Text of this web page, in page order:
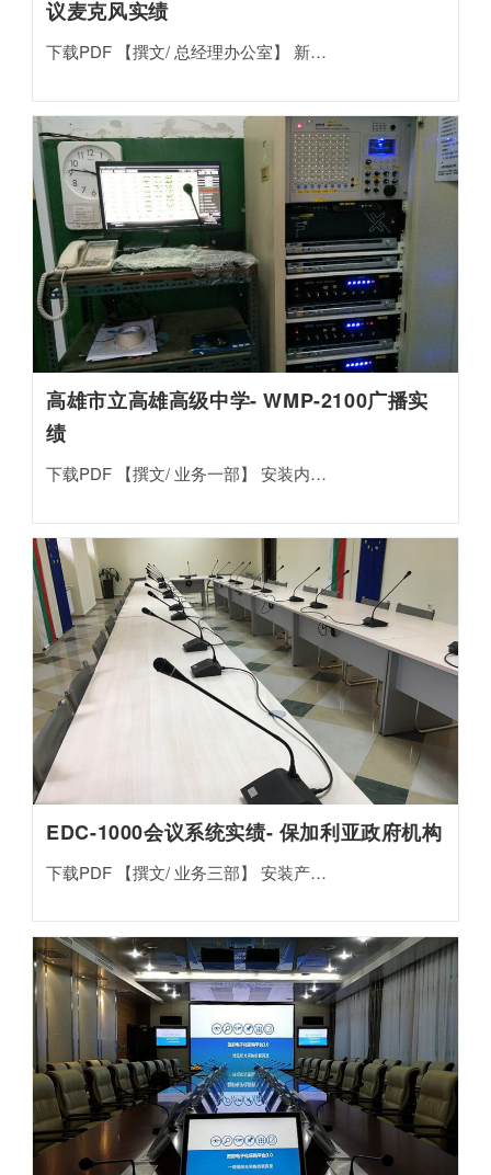
议麦克风实绩
下载PDF 【撰文/ 总经理办公室】 新…
高雄市立高雄高级中学- WMP-2100广播实
绩
下载PDF 【撰文/ 业务一部】 安装内…
EDC-1000会议系统实绩- 保加利亚政府机构
下载PDF 【撰文/ 业务三部】 安装产…